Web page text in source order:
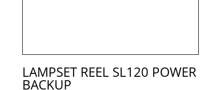
LAMPSET REEL SL120 POWER
BACKUP